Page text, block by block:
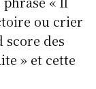
ou crier
score des
» et cette